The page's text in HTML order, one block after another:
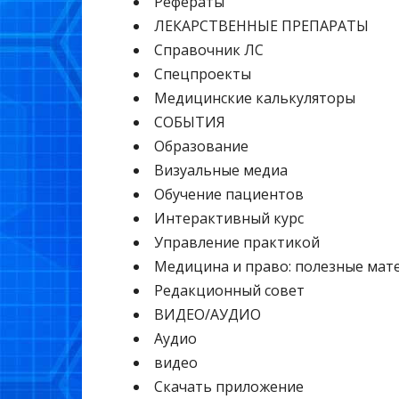
ЛЕКАРСТВЕННЫЕ ПРЕПАРАТЫ
Cправочник ЛС
Спецпроекты
Медицинские калькуляторы
СОБЫТИЯ
Образование
Визуальные медиа
Обучение пациентов
Интерактивный курс
Управление практикой
Медицина и право: полезные
Редакционный совет
ВИДЕО/АУДИО
Аудио
видео
Скачать приложение